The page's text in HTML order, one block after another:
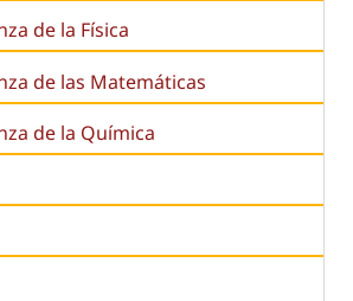
de la Física
de las Matemáticas
de la Química